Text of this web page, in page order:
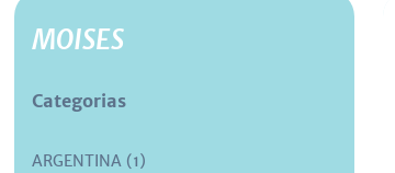
MOISES
Categorias
ARGENTINA (1)